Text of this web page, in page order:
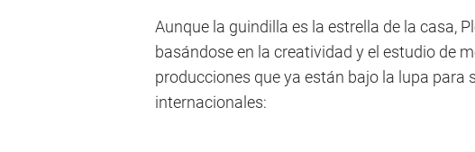
Aunque la guindilla es la estrella de la casa,
basándose en la creatividad y el estudio de
producciones que ya están bajo la lupa para
internacionales: